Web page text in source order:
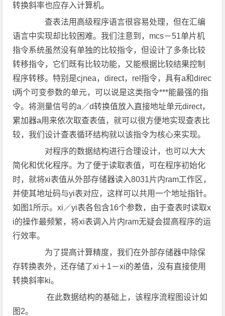
转换斜率也应存入计算机。
查表法用高级程序语言很容易处理，但在汇编
语言中实现却比较困难。我们注意到，mcs－51单片机
指令系统虽然没有单独的比较指令，但设计了多条比较
转移指令，它们既有比较功能，又能根据比较结果控制
程序转移。特别是cjnea，direct，rel指令，具有a和direc
t两个可变参数的单元，可以说是这类指令***能最强的指
令。将测量信号的a／d转换值放入直接地址单元direct，
累加器a用来依次取查表值，就可以很方便地实现查表比
较，我们设计查表循环结构就以该指令为核心来实现。
对程序的数据结构进行合理设计，也可以大大
简化和优化程序。为了便于读取表值，可在程序初始化
时，就将xi表值从外部存储器读入8031片内ram工作区，
并使其地址码与yi表对应，这样可以共用一个地址指针。
如图1所示。xi／yi表各包含16个参数，由于查表时读取x
i的操作最频繁，将xi表调入片内ram无疑会提高程序的运
行效率。
为了提高计算精度，我们在外部存储器中除保
存转换表外，还存储了xi＋1－xi的差值，没有直接使用
转换斜率ki。
在此数据结构的基础上，该程序流程图设计如
图2。